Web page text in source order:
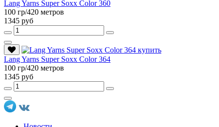
Lang Yarns Super Soxx Color 360
100 гр/420 метров
1345 руб
Lang Yarns Super Soxx Color 364
100 гр/420 метров
1345 руб